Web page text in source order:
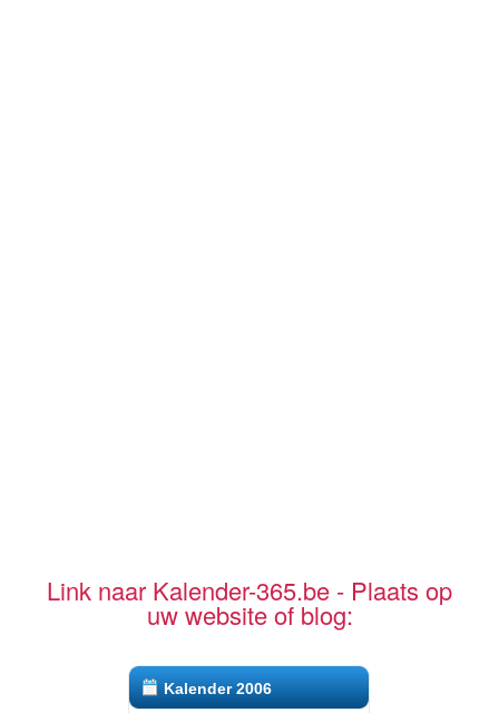
Link naar Kalender-365.be - Plaats op
uw website of blog:
Kalender 2006